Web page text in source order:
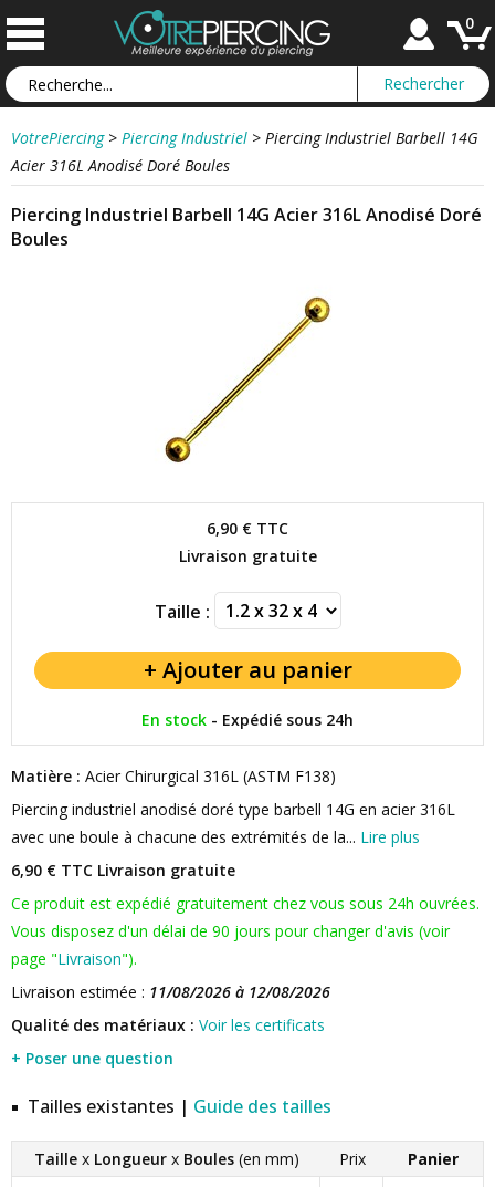
0
VotrePiercing > Piercing Industriel > Piercing Industriel Barbell 14G
Acier 316L Anodisé Doré Boules
Piercing Industriel Barbell 14G Acier 316L Anodisé Doré
Boules
6,90 € TTC
Livraison gratuite
Taille :
En stock - Expédié sous 24h
Matière : Acier Chirurgical 316L (ASTM F138)
Piercing industriel anodisé doré type barbell 14G en acier 316L
avec une boule à chacune des extrémités de la... Lire plus
6,90 € TTC Livraison gratuite
Ce produit est expédié gratuitement chez vous sous 24h ouvrées.
Vous disposez d'un délai de 90 jours pour changer d'avis (voir
page "Livraison").
Livraison estimée : 11/08/2026 à 12/08/2026
Qualité des matériaux : Voir les certificats
+ Poser une question
Tailles existantes | Guide des tailles
Taille x Longueur x Boules (en mm) Prix Panier